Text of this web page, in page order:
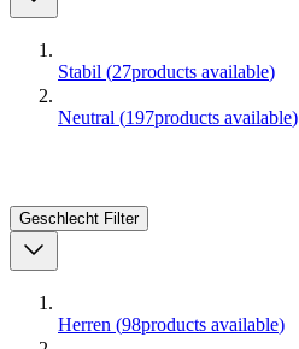
Stabil (27products available)
Neutral (197products available)
Geschlecht Filter
Herren (98products available)